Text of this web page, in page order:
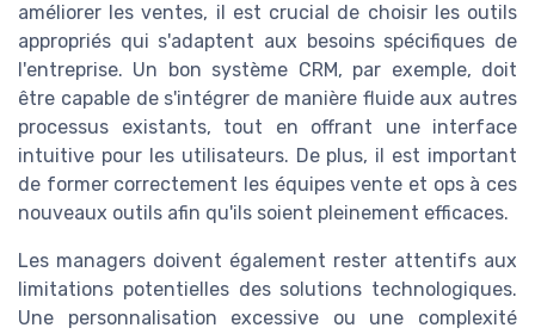
améliorer les ventes, il est crucial de choisir les outils
appropriés qui s'adaptent aux besoins spécifiques de
l'entreprise. Un bon système CRM, par exemple, doit
être capable de s'intégrer de manière fluide aux autres
processus existants, tout en offrant une interface
intuitive pour les utilisateurs. De plus, il est important
de former correctement les équipes vente et ops à ces
nouveaux outils afin qu'ils soient pleinement efficaces.
Les managers doivent également rester attentifs aux
limitations potentielles des solutions technologiques.
Une personnalisation excessive ou une complexité